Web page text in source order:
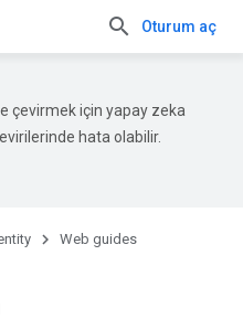
Oturum aç
çevirmek için yapay zeka
hata olabilir.
Web guides